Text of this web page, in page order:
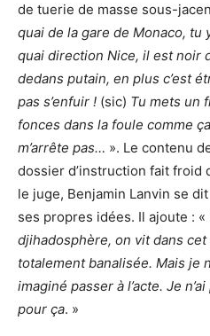
de tuerie de masse sous-
quai de la gare de Monaco, tu
quai direction Nice, il est noir
dedans putain, en plus c’est
pas s’enfuir ! (sic) Tu mets un
fonces dans la foule comme
m’arrête pas… ». Le contenu
dossier d’instruction fait froid
le juge, Benjamin Lanvin se dit
ses propres idées. Il ajoute : «
djihadosphère, on vit dans
totalement banalisée. Mais je
imaginé passer à l’acte. Je
pour ça. »